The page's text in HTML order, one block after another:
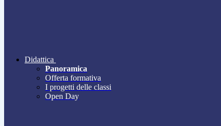
Didattica
Panoramica
Offerta formativa
I progetti delle classi
Open Day